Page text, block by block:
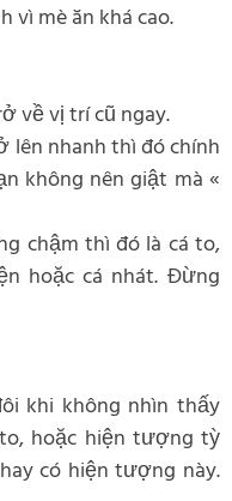
vì mè ăn khá cao.
về vị trí cũ ngay.
lên nhanh thì đó chính
không nên giật mà «
chậm thì đó là cá to,
hoặc cá nhát. Đừng
khi không nhìn thấy
hoặc hiện tượng tỳ
có hiện tượng này.